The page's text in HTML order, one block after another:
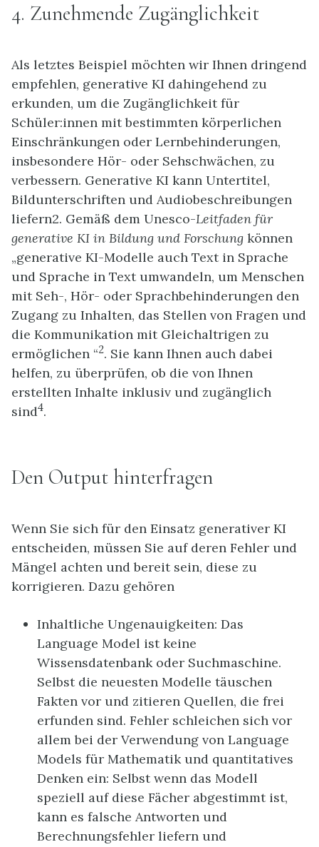
4. Zunehmende Zugänglichkeit
Als letztes Beispiel möchten wir Ihnen dringend
empfehlen, generative KI dahingehend zu
erkunden, um die Zugänglichkeit für
Schüler:innen mit bestimmten körperlichen
Einschränkungen oder Lernbehinderungen,
insbesondere Hör- oder Sehschwächen, zu
verbessern. Generative KI kann Untertitel,
Bildunterschriften und Audiobeschreibungen
liefern2. Gemäß dem Unesco-Leitfaden für
generative KI in Bildung und Forschung können
„generative KI-Modelle auch Text in Sprache
und Sprache in Text umwandeln, um Menschen
mit Seh-, Hör- oder Sprachbehinderungen den
Zugang zu Inhalten, das Stellen von Fragen und
die Kommunikation mit Gleichaltrigen zu
ermöglichen “2. Sie kann Ihnen auch dabei
helfen, zu überprüfen, ob die von Ihnen
erstellten Inhalte inklusiv und zugänglich
sind4.
Den Output hinterfragen
Wenn Sie sich für den Einsatz generativer KI
entscheiden, müssen Sie auf deren Fehler und
Mängel achten und bereit sein, diese zu
korrigieren. Dazu gehören
Inhaltliche Ungenauigkeiten: Das
Language Model ist keine
Wissensdatenbank oder Suchmaschine.
Selbst die neuesten Modelle täuschen
Fakten vor und zitieren Quellen, die frei
erfunden sind. Fehler schleichen sich vor
allem bei der Verwendung von Language
Models für Mathematik und quantitatives
Denken ein: Selbst wenn das Modell
speziell auf diese Fächer abgestimmt ist,
kann es falsche Antworten und
Berechnungsfehler liefern und